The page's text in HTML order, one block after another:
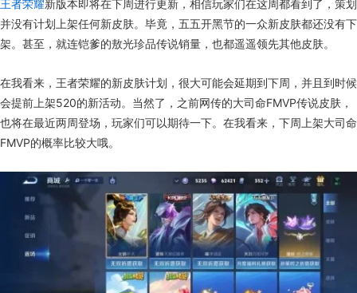
王者荣耀新版本即将在下周进行更新，相信玩家们在这周都看到了，策划
并没有计划上架任何新皮肤。毕竟，五五开黑节的一众新皮肤都还没有下
架。甚至，就连铠爹的敖光珍品传说销量，也都遥遥领先其他皮肤。
在我看来，王者荣耀的新皮肤计划，很大可能会延期到下周，并且到时候
会提前上架520的新活动。当然了，之前网传的大司命FMVP传说皮肤，
也将在最近两周登场，玩家们可以期待一下。在我看来，下周上架大司命
FMVP的概率比较大哦。